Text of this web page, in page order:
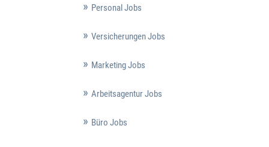
Personal Jobs
Versicherungen Jobs
Marketing Jobs
Arbeitsagentur Jobs
Büro Jobs